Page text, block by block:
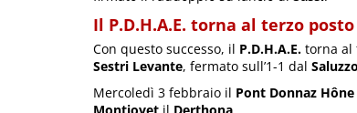
Il P.D.H.A.E. torna al terzo posto
Con questo successo, il P.D.H.A.E. torna al
Sestri Levante, fermato sull’1-1 dal Saluzzo
Mercoledì 3 febbraio il Pont Donnaz